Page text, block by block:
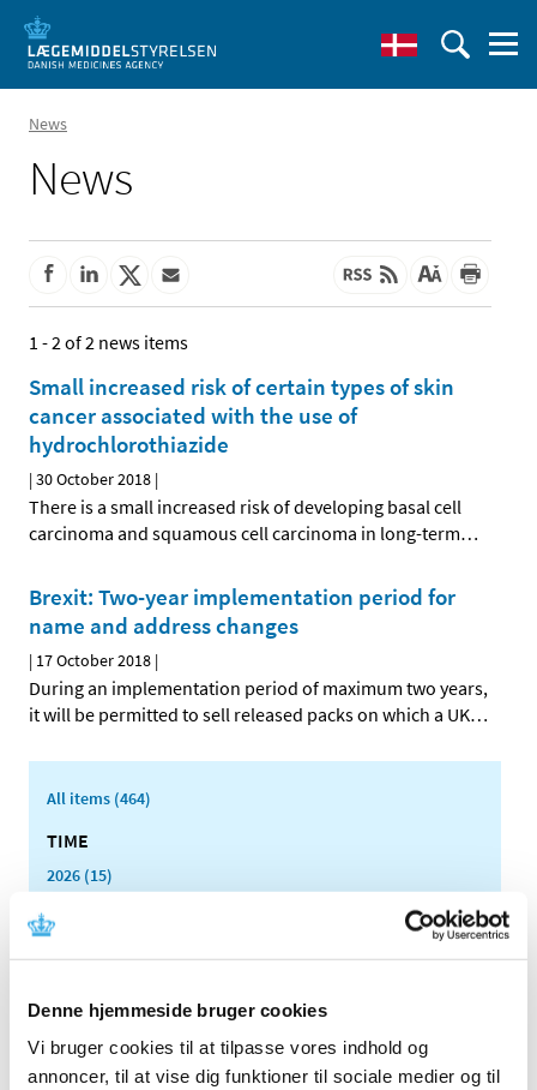
Denne hjemmeside bruger cookies
Vi bruger cookies til at tilpasse vores indhold og
annoncer, til at vise dig funktioner til sociale medier og til
News
News
1 - 2 of 2 news items
Small increased risk of certain types of skin
cancer associated with the use of
hydrochlorothiazide
|30 October 2018 |
There is a small increased risk of developing basal cell
carcinoma and squamous cell carcinoma in long-term…
Brexit: Two-year implementation period for
name and address changes
| 17 October 2018 |
During an implementation period of maximum two years,
it will be permitted to sell released packs on which a UK…
All items (464)
TIME
2026 (15)
2024 (26)
2022 (20)
2021 (44)
2020 (62)